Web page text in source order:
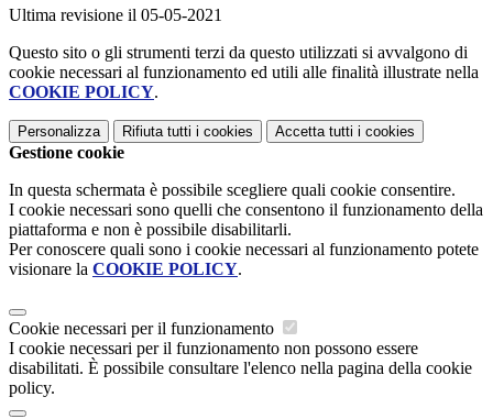
Ultima revisione il 05-05-2021
Questo sito o gli strumenti terzi da questo utilizzati si avvalgono di
cookie necessari al funzionamento ed utili alle finalità illustrate nella
COOKIE POLICY.
Personalizza Rifiuta tutti i cookies Accetta tutti i cookies
Gestione cookie
In questa schermata è possibile scegliere quali cookie consentire.
I cookie necessari sono quelli che consentono il funzionamento della
piattaforma e non è possibile disabilitarli.
Per conoscere quali sono i cookie necessari al funzionamento potete
visionare la COOKIE POLICY.
Cookie necessari per il funzionamento
I cookie necessari per il funzionamento non possono essere
disabilitati. È possibile consultare l'elenco nella pagina della cookie
policy.